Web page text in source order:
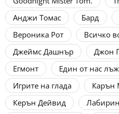
Анджи Томас
Бард
Вероника Рот
Всичко
Джеймс Дашнър
Джон
Егмонт
Един от нас
Игрите на глада
Карън
Керън Дейвид